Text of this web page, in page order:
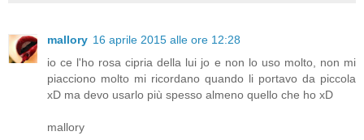
mallory 16 aprile 2015 alle ore 12:28
io ce l'ho rosa cipria della lui jo e non lo uso molto, non mi
piacciono molto mi ricordano quando li portavo da piccola
xD ma devo usarlo più spesso almeno quello che ho xD
mallory